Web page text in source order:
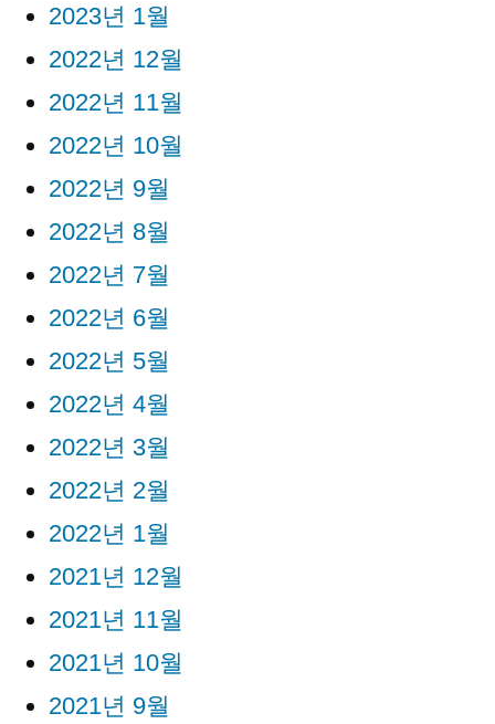
2023년 1월
2022년 12월
2022년 11월
2022년 10월
2022년 9월
2022년 8월
2022년 7월
2022년 6월
2022년 5월
2022년 4월
2022년 3월
2022년 2월
2022년 1월
2021년 12월
2021년 11월
2021년 10월
2021년 9월